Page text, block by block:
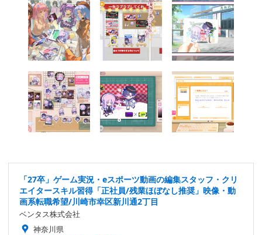
「27卒」ゲーム実況・eスポーツ動画の編集スタッフ・クリ
エイタースキル習得「正社員/残業ほぼなし推奨」映像・動
画系転職希望/川崎市幸区新川通2丁目
ベンタス株式会社
神奈川県